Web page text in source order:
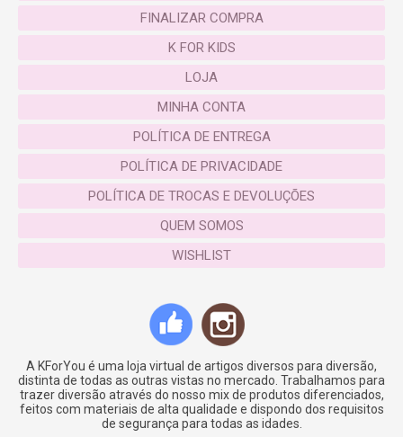
FINALIZAR COMPRA
K FOR KIDS
LOJA
MINHA CONTA
POLÍTICA DE ENTREGA
POLÍTICA DE PRIVACIDADE
POLÍTICA DE TROCAS E DEVOLUÇÕES
QUEM SOMOS
WISHLIST
A KForYou é uma loja virtual de artigos diversos para diversão,
distinta de todas as outras vistas no mercado. Trabalhamos para
trazer diversão através do nosso mix de produtos diferenciados,
feitos com materiais de alta qualidade e dispondo dos requisitos
de segurança para todas as idades.